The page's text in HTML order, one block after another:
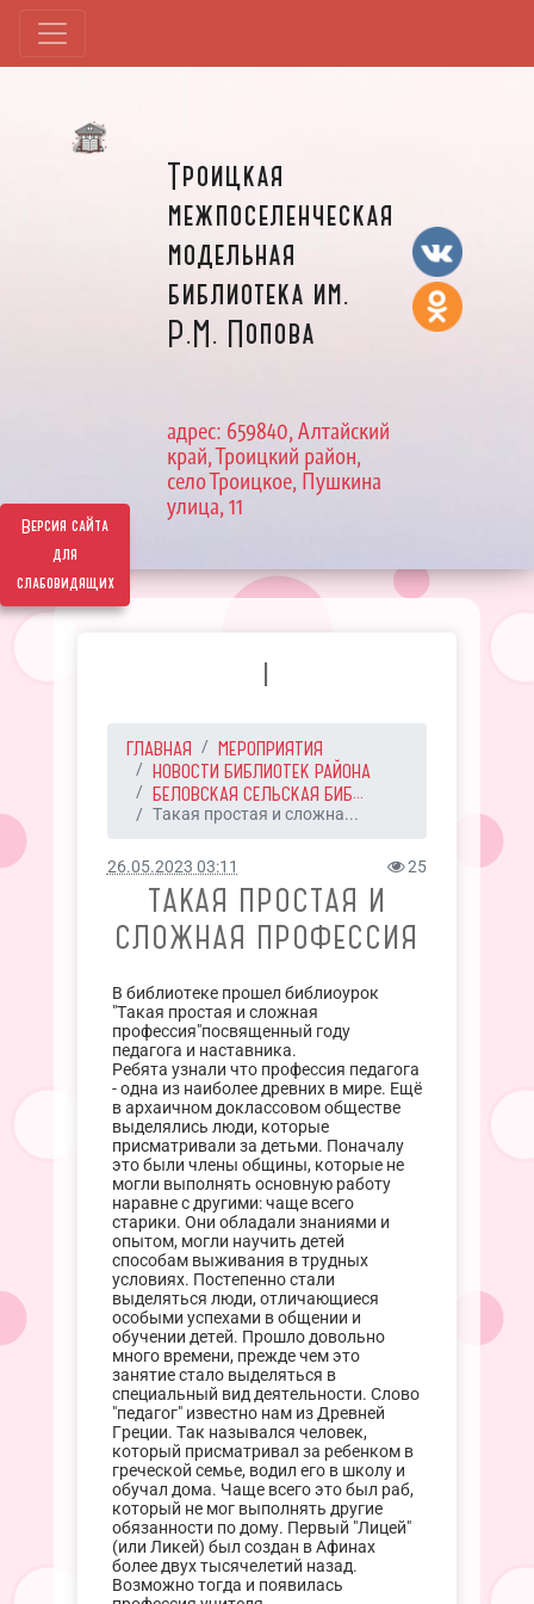
Версия сайта
для
слабовидящих
Троицкая
межпоселенческая
модельная
библиотека им.
Р.М. Попова
адрес: 659840, Алтайский
край, Троицкий район,
село Троицкое, Пушкина
улица, 11
I
ГЛАВНАЯ
МЕРОПРИЯТИЯ
НОВОСТИ БИБЛИОТЕК РАЙОНА
БЕЛОВСКАЯ СЕЛЬСКАЯ БИБ...
Такая простая и сложна...
26.05.2023 03:11 25
ТАКАЯ ПРОСТАЯ И
СЛОЖНАЯ ПРОФЕССИЯ
В библиотеке прошел библиоурок
"Такая простая и сложная
профессия"посвященный году
педагога и наставника.
Ребята узнали что профессия педагога
- одна из наиболее древних в мире. Ещё
в архаичном доклассовом обществе
выделялись люди, которые
присматривали за детьми. Поначалу
это были члены общины, которые не
могли выполнять основную работу
наравне с другими: чаще всего
старики. Они обладали знаниями и
опытом, могли научить детей
способам выживания в трудных
условиях. Постепенно стали
выделяться люди, отличающиеся
особыми успехами в общении и
обучении детей. Прошло довольно
много времени, прежде чем это
занятие стало выделяться в
специальный вид деятельности. Слово
"педагог" известно нам из Древней
Греции. Так назывался человек,
который присматривал за ребенком в
греческой семье, водил его в школу и
обучал дома. Чаще всего это был раб,
который не мог выполнять другие
обязанности по дому. Первый "Лицей"
(или Ликей) был создан в Афинах
более двух тысячелетий назад.
Возможно тогда и появилась